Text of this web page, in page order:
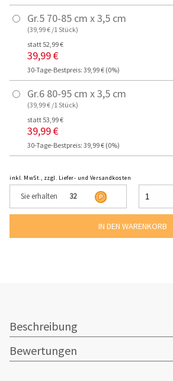
Gr.5 70-85 cm x 3,5 cm
(39,99 € /1 Stück)
statt 52,99 €
39,99 €
30-Tage-Bestpreis: 39,99 € (0%)
Gr.6 80-95 cm x 3,5 cm
(39,99 € /1 Stück)
statt 53,99 €
39,99 €
30-Tage-Bestpreis: 39,99 € (0%)
inkl. MwSt., zzgl. Liefer- und Versandkosten
Sie erhalten 32
Beschreibung
Bewertungen